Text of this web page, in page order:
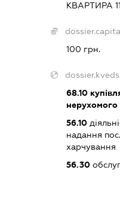
КВАРТИРА
100 грн.
68.10
56.10
надання
харчування
56.30